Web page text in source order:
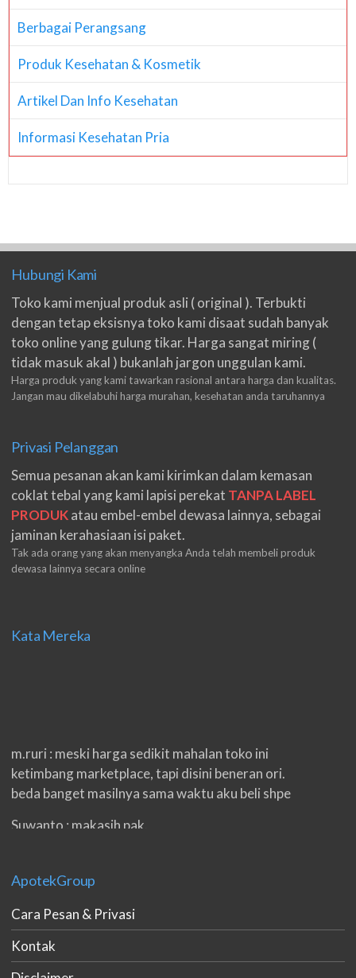
Berbagai Perangsang
Produk Kesehatan & Kosmetik
Artikel Dan Info Kesehatan
Informasi Kesehatan Pria
Hubungi Kami
Toko kami menjual produk asli ( original ). Terbukti
dengan tetap eksisnya toko kami disaat sudah banyak
toko online yang gulung tikar. Harga sangat miring (
tidak masuk akal ) bukanlah jargon unggulan kami.
Harga produk yang kami tawarkan rasional antara harga dan kualitas.
Jangan mau dikelabuhi harga murahan, kesehatan anda taruhannya
Privasi Pelanggan
Semua pesanan akan kami kirimkan dalam kemasan
coklat tebal yang kami lapisi perekat TANPA LABEL
PRODUKatau embel-embel dewasa lainnya, sebagai
jaminan kerahasiaan isi paket.
Tak ada orang yang akan menyangka Anda telah membeli produk
dewasa lainnya secara online
Kata Mereka
m.ruri : meski harga sedikit mahalan toko ini
ketimbang marketplace, tapi disini beneran ori.
beda banget masilnya sama waktu aku beli shpe
Suwanto : makasih pak.
double. beneran sama sekali tidak ada nama
produknya. tetep jaga kualitas ya gan.
gan. cpet bgt
ApotekGroup
Cara Pesan & Privasi
Kontak